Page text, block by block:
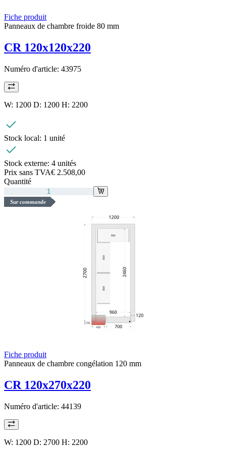
Fiche produit
Panneaux de chambre froide 80 mm
CR 120x120x220
Numéro d'article: 43975
W: 1200 D: 1200 H: 2200
Stock local: 1 unité
Stock externe: 4 unités
Prix sans TVA€ 2.508,00
Quantité
Sur commande
Fiche produit
Panneaux de chambre congélation 120 mm
CR 120x270x220
Numéro d'article: 44139
W: 1200 D: 2700 H: 2200